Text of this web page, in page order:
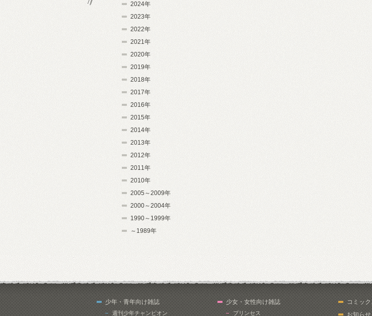
2024年
2023年
2022年
2021年
2020年
2019年
2018年
2017年
2016年
2015年
2014年
2013年
2012年
2011年
2010年
2005～2009年
2000～2004年
1990～1999年
～1989年
少年・青年向け雑誌
週刊少年チャンピオン
少女・女性向け雑誌
プリンセス
コミック
お知らせ